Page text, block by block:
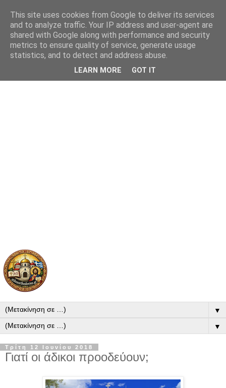
▼
▼
Τρίτη 12 Ιουνίου 2018
Γιατί οι άδικοι προοδεύουν;
This site uses cookies from Google to deliver its services
and to analyze traffic. Your IP address and user-agent are
shared with Google along with performance and security
metrics to ensure quality of service, generate usage
statistics, and to detect and address abuse.
LEARN MORE GOT IT